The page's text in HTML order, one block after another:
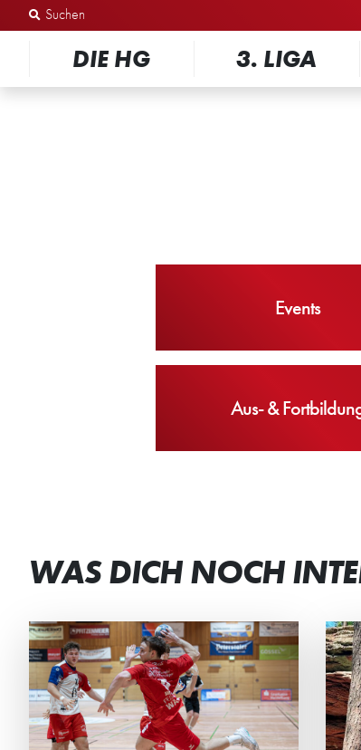
Zum Inhalt springen
DIE HG 3. LIGA
Events
Aus- &
WAS DICH NOCH
DEN TEAMGEIST
GESTÄRKT
Die männliche C2 der HG
verbrachte ein actionreiches